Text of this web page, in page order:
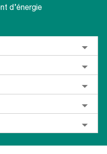
d’énergie